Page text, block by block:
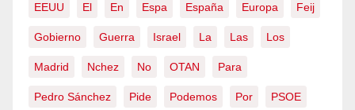
EEUU El En Espa España Europa Feij
Gobierno Guerra Israel La Las Los
Madrid Nchez No OTAN Para
Pedro Sánchez Pide Podemos Por PSOE